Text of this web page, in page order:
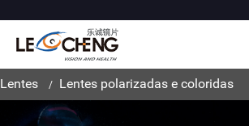
Lentes Lentes polarizadas e coloridas